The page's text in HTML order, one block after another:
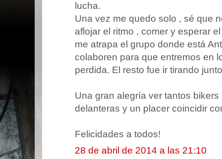
lucha.
Una vez me quedo solo , sé que
aflojar el ritmo , comer y esperar
me atrapa el grupo donde está
colaboren para que entremos en
perdida. El resto fue ir tirando
Una gran alegría ver tantos
delanteras y un placer coincidir
Felicidades a todos!
28 de abril de 2014 a las 21:10